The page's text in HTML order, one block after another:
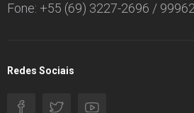
Fone: +55 (69) 3227-2696 /
Redes Sociais